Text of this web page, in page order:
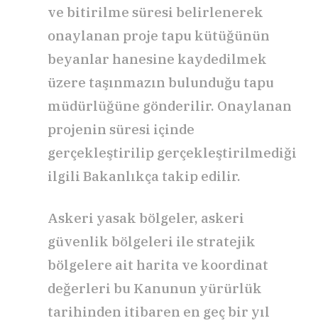
ve bitirilme süresi belirlenerek
onaylanan proje tapu kütüğünün
beyanlar hanesine kaydedilmek
üzere taşınmazın bulunduğu tapu
müdürlüğüne gönderilir. Onaylanan
projenin süresi içinde
gerçekleştirilip gerçekleştirilmediği
ilgili Bakanlıkça takip edilir.
Askeri yasak bölgeler, askeri
güvenlik bölgeleri ile stratejik
bölgelere ait harita ve koordinat
değerleri bu Kanunun yürürlük
tarihinden itibaren en geç bir yıl